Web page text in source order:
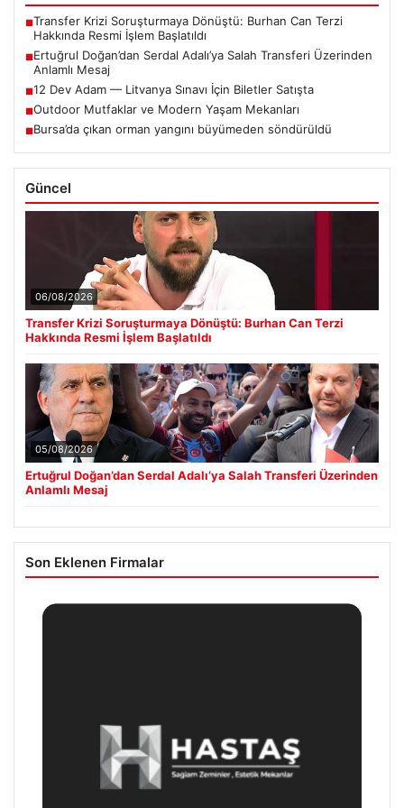
■Transfer Krizi Soruşturmaya Dönüştü: Burhan Can Terzi
Hakkında Resmi İşlem Başlatıldı
■Ertuğrul Doğan’dan Serdal Adalı’ya Salah Transferi Üzerinden
Anlamlı Mesaj
■12 Dev Adam — Litvanya Sınavı İçin Biletler Satışta
■Outdoor Mutfaklar ve Modern Yaşam Mekanları
■Bursa’da çıkan orman yangını büyümeden söndürüldü
Güncel
06/08/2026
Transfer Krizi Soruşturmaya Dönüştü: Burhan Can Terzi
Hakkında Resmi İşlem Başlatıldı
05/08/2026
Ertuğrul Doğan’dan Serdal Adalı’ya Salah Transferi Üzerinden
Anlamlı Mesaj
Son Eklenen Firmalar